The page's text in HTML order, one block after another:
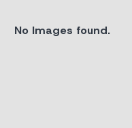
No Images found.